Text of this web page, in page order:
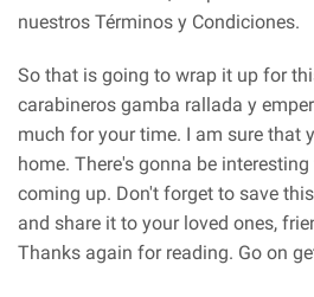
nuestros Términos y Condiciones.
So that is going to wrap it up for
carabineros gamba rallada y
much for your time. I am sure that
home. There's gonna be
coming up. Don't forget to save
and share it to your loved ones,
Thanks again for reading. Go on